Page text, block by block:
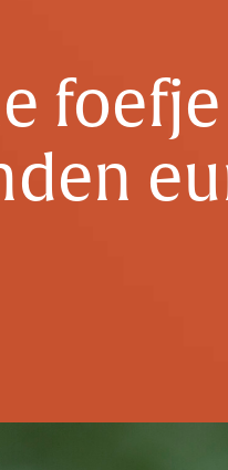
foefje